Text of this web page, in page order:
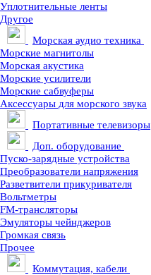
Уплотнительные ленты
Другое
Морская аудио техника
Морские магнитолы
Морская акустика
Морские усилители
Морские сабвуферы
Аксессуары для морского звука
Портативные телевизоры
Доп. оборудование
Пуско-зарядные устройства
Преобразователи напряжения
Разветвители прикуривателя
Вольтметры
FM-трансляторы
Эмуляторы чейнджеров
Громкая связь
Прочее
Коммутация, кабели